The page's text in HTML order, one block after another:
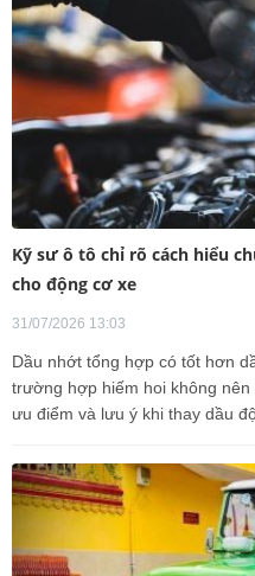
Kỹ sư ô tô chỉ rõ cách hiểu
cho động cơ xe
31/07/2026 13:03
Dầu nhớt tổng hợp có tốt hơn
trường hợp hiếm hoi không
ưu điểm và lưu ý khi thay dầu